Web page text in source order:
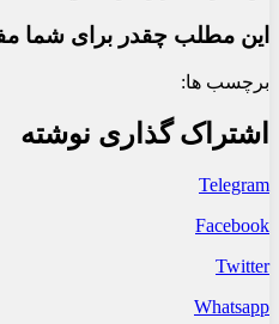
این مطلب چقدر برای شما
برچسب ها:
اشتراک گذاری نوشته
Telegram
Facebook
Twitter
Whatsapp